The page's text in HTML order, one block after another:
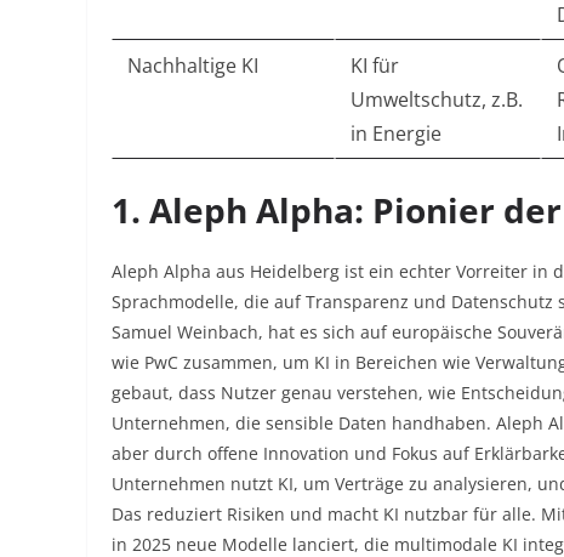
Nachhaltige KI
KI für
Umweltschutz, z.B.
in Energie
1. Aleph Alpha: Pionier
Aleph Alpha aus Heidelberg ist ein echter Vorreiter in
Sprachmodelle, die auf Transparenz und Datenschutz
Samuel Weinbach, hat es sich auf europäische
wie PwC zusammen, um KI in Bereichen wie
gebaut, dass Nutzer genau verstehen, wie
Unternehmen, die sensible Daten handhaben. Aleph
aber durch offene Innovation und Fokus auf
Unternehmen nutzt KI, um Verträge zu analysieren,
Das reduziert Risiken und macht KI nutzbar für alle.
in 2025 neue Modelle lanciert, die multimodale KI